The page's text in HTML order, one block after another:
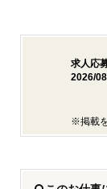
求人応
2026/
※掲載